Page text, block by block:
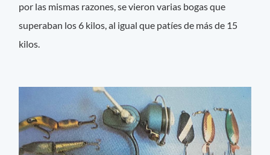
por las mismas razones, se vieron varias bogas que
superaban los 6 kilos, al igual que patíes de más de 15
kilos.